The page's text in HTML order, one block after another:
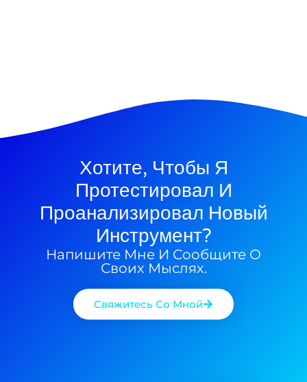
Хотите, Чтобы Я
Протестировал И
Проанализировал Новый
Инструмент?
Напишите Мне И Сообщите О
Своих Мыслях.
Свяжитесь Со Мной